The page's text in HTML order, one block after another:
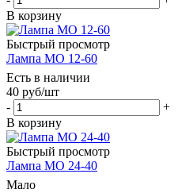
В корзину
Быстрый просмотр
Лампа МО 12-60
Есть в наличии
40 руб/шт
-
+
В корзину
Быстрый просмотр
Лампа МО 24-40
Мало